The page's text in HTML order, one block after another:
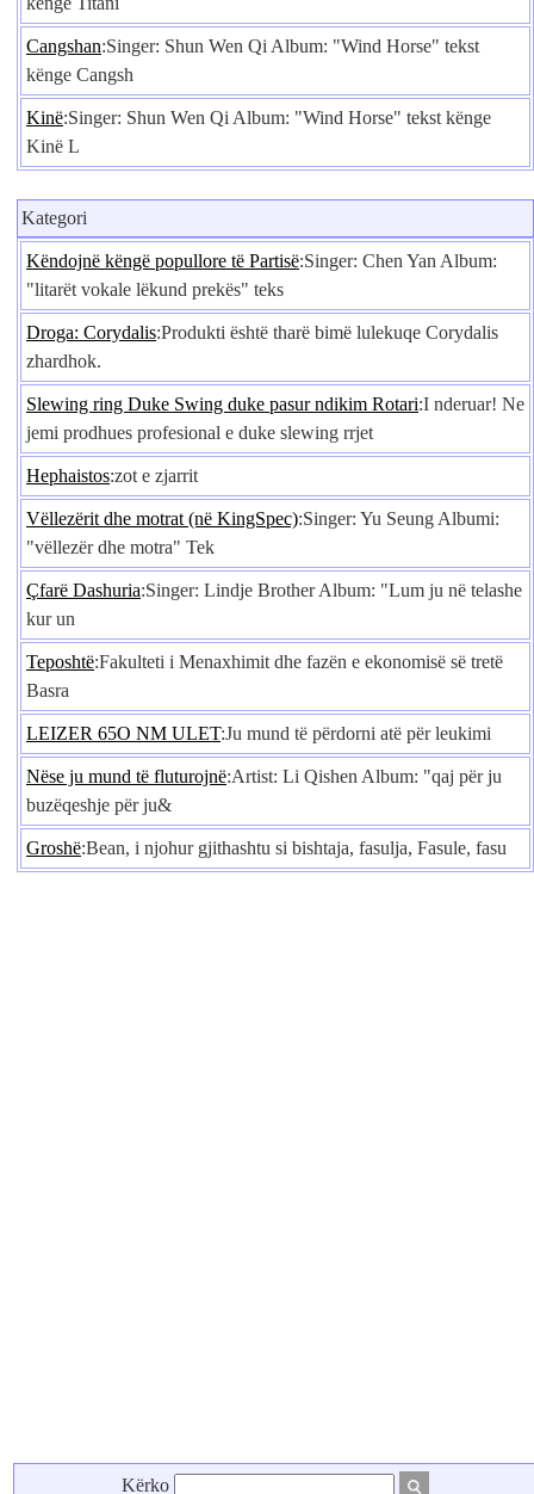
Cangshan:Singer: Shun Wen Qi Album: "Wind Horse" tekst
kënge Cangsh
Kinë:Singer: Shun Wen Qi Album: "Wind Horse" tekst kënge
Kinë L
Kategori
Këndojnë këngë popullore të Partisë:Singer: Chen Yan Album:
"litarët vokale lëkund prekës" teks
Droga: Corydalis:Produkti është tharë bimë lulekuqe Corydalis
zhardhok.
Slewing ring Duke Swing duke pasur ndikim Rotari:I nderuar! Ne
jemi prodhues profesional e duke slewing rrjet
Hephaistos:zot e zjarrit
Vëllezërit dhe motrat (në KingSpec):Singer: Yu Seung Albumi:
"vëllezër dhe motra" Tek
Çfarë Dashuria:Singer: Lindje Brother Album: "Lum ju në telashe
kur un
Teposhtë:Fakulteti i Menaxhimit dhe fazën e ekonomisë së tretë
Basra
LEIZER 65O NM ULET:Ju mund të përdorni atë për leukimi
Nëse ju mund të fluturojnë:Artist: Li Qishen Album: "qaj për ju
buzëqeshje për ju&
Groshë:Bean, i njohur gjithashtu si bishtaja, fasulja, Fasule, fasu
Kërko